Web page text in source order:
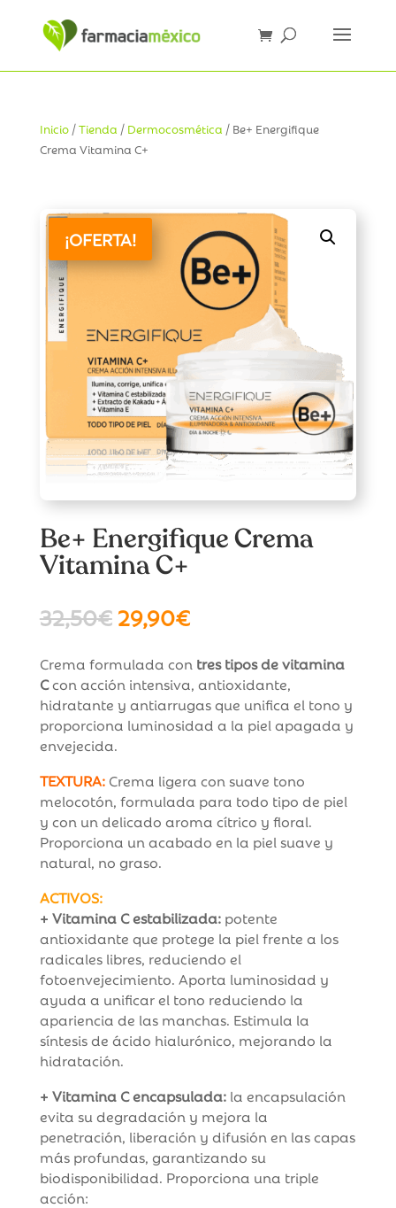
Inicio/Tienda / Dermocosmética / Be+ Energifique
Crema Vitamina C+
¡OFERTA!
Be+ Energifique Crema
Vitamina C+
32,50€El
precio
original
era:
32,50€.
29,90€El
precio
actual
es:
29,90€.
Crema formulada con tres tipos de vitamina
Ccon acción intensiva, antioxidante,
hidratante y antiarrugas que unifica el tono y
proporciona luminosidad a la piel apagada y
envejecida.
TEXTURA: Crema ligera con suave tono
melocotón, formulada para todo tipo de piel
y con un delicado aroma cítrico y floral.
Proporciona un acabado en la piel suave y
natural, no graso.
ACTIVOS:
+ Vitamina C estabilizada:potente
antioxidante que protege la piel frente a los
radicales libres, reduciendo el
fotoenvejecimiento. Aporta luminosidad y
ayuda a unificar el tono reduciendo la
apariencia de las manchas. Estimula la
síntesis de ácido hialurónico, mejorando la
hidratación.
+ Vitamina C encapsulada:la encapsulación
evita su degradación y mejora la
penetración, liberación y difusión en las capas
más profundas, garantizando su
biodisponibilidad. Proporciona una triple
acción: